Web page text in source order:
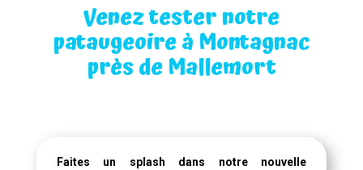
Venez tester notre
pataugeoire à Montagnac
près de Mallemort
Faites un splash dans notre nouvelle